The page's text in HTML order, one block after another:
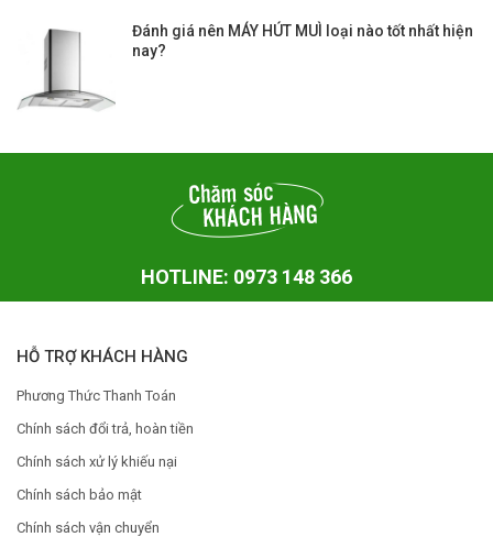
Đánh giá nên MÁY HÚT MUÌ loại nào tốt nhất hiện
nay?
HOTLINE: 0973 148 366
HỖ TRỢ KHÁCH HÀNG
Phương Thức Thanh Toán
Chính sách đổi trả, hoàn tiền
Chính sách xử lý khiếu nại
Chính sách bảo mật
Chính sách vận chuyển